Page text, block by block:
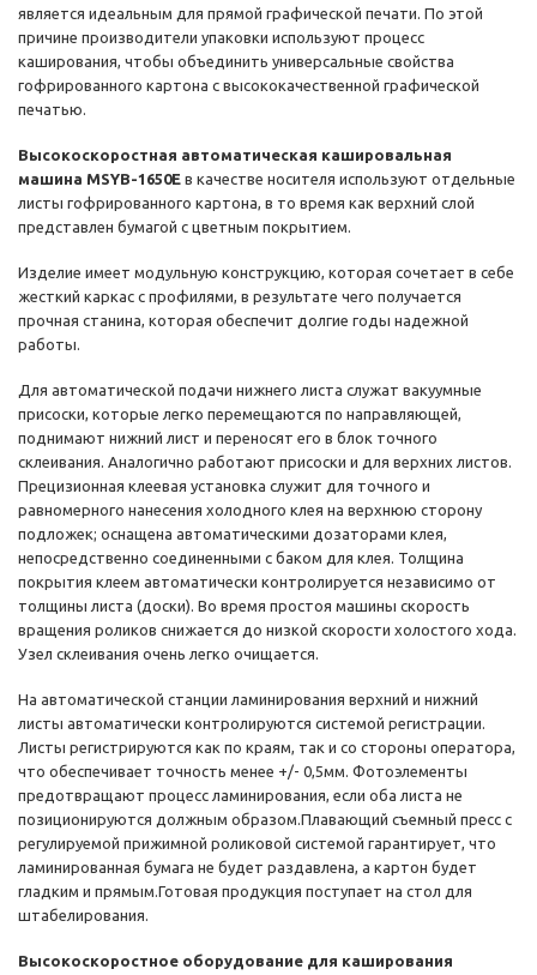
является идеальным для прямой графической печати. По этой
причине производители упаковки используют процесс
каширования, чтобы объединить универсальные свойства
гофрированного картона с высококачественной графической
печатью.
Высокоскоростная автоматическая кашировальная
машина MSYB-1650E в качестве носителя используют отдельные
листы гофрированного картона, в то время как верхний слой
представлен бумагой с цветным покрытием.
Изделие имеет модульную конструкцию, которая сочетает в себе
жесткий каркас с профилями, в результате чего получается
прочная станина, которая обеспечит долгие годы надежной
работы.
Для автоматической подачи нижнего листа служат вакуумные
присоски, которые легко перемещаются по направляющей,
поднимают нижний лист и переносят его в блок точного
склеивания. Аналогично работают присоски и для верхних листов.
Прецизионная клеевая установка служит для точного и
равномерного нанесения холодного клея на верхнюю сторону
подложек; оснащена автоматическими дозаторами клея,
непосредственно соединенными с баком для клея. Толщина
покрытия клеем автоматически контролируется независимо от
толщины листа (доски). Во время простоя машины скорость
вращения роликов снижается до низкой скорости холостого хода.
Узел склеивания очень легко очищается.
На автоматической станции ламинирования верхний и нижний
листы автоматически контролируются системой регистрации.
Листы регистрируются как по краям, так и со стороны оператора,
что обеспечивает точность менее +/- 0,5мм. Фотоэлементы
предотвращают процесс ламинирования, если оба листа не
позиционируются должным образом.Плавающий съемный пресс с
регулируемой прижимной роликовой системой гарантирует, что
ламинированная бумага не будет раздавлена, а картон будет
гладким и прямым.Готовая продукция поступает на стол для
штабелирования.
Высокоскоростное оборудование для каширования